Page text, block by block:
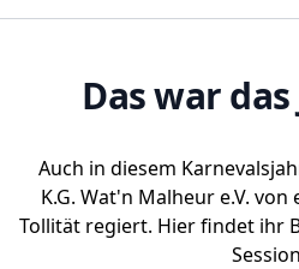
Das war das
Auch in diesem
K.G. Wat'n Malheur e.V. von
Tollität regiert. Hier findet ihr